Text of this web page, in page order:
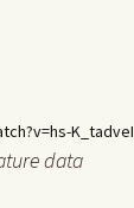
K_tadveI
data